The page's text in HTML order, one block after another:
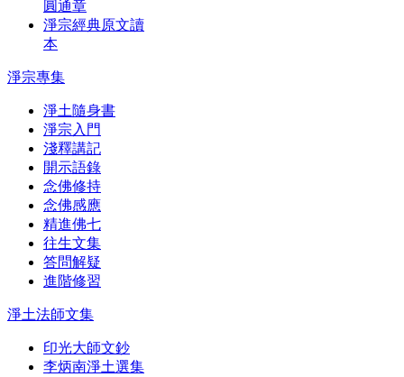
圓通章
淨宗經典原文讀
本
淨宗專集
淨土隨身書
淨宗入門
淺釋講記
開示語錄
念佛修持
念佛感應
精進佛七
往生文集
答問解疑
進階修習
淨土法師文集
印光大師文鈔
李炳南淨土選集